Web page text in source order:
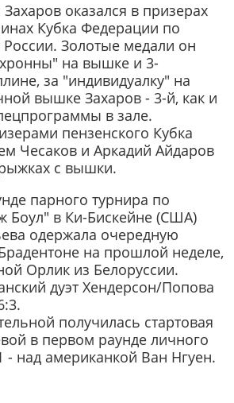
оказался в призерах
Кубка Федерации по
Золотые медали он
на вышке и 3-
за "индивидуалку" на
вышке Захаров - 3-й, как и
в зале.
пензенского Кубка
Чесаков и Аркадий Айдаров
с вышки.
парного турнира по
Боул" в Ки-Бискейне (США)
одержала очередную
на прошлой неделе,
Орлик из Белоруссии.
дуэт Хендерсон/Попова
получилась стартовая
в первом раунде личного
- над американкой Ван Нгуен.